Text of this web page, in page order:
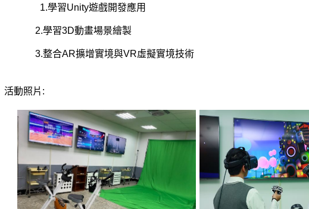
學習Unity遊戲開發應用
學習3D動畫場景繪製
整合AR擴增實境與VR虛擬實境技術
照片: